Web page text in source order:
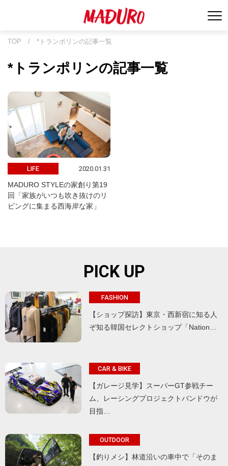
TOP / *トランポリンの記事一覧
*トランポリンの記事一覧
LIFE 2020.01.31
MADURO STYLEの家創り第19
回「家族がいつも吹き抜けのリ
ビングに集まる西海岸な家」
PICK UP
FASHION
【ショップ探訪】東京・西新宿に知る人
ぞ知る韓国セレクトショップ「Nation…
CAR & BIKE
【ガレージ見学】スーパーGT参戦チー
ム、レーシングプロジェクトバンドウが
目指…
OUTDOOR
【釣りメシ】林道沿いの車中で「そのま